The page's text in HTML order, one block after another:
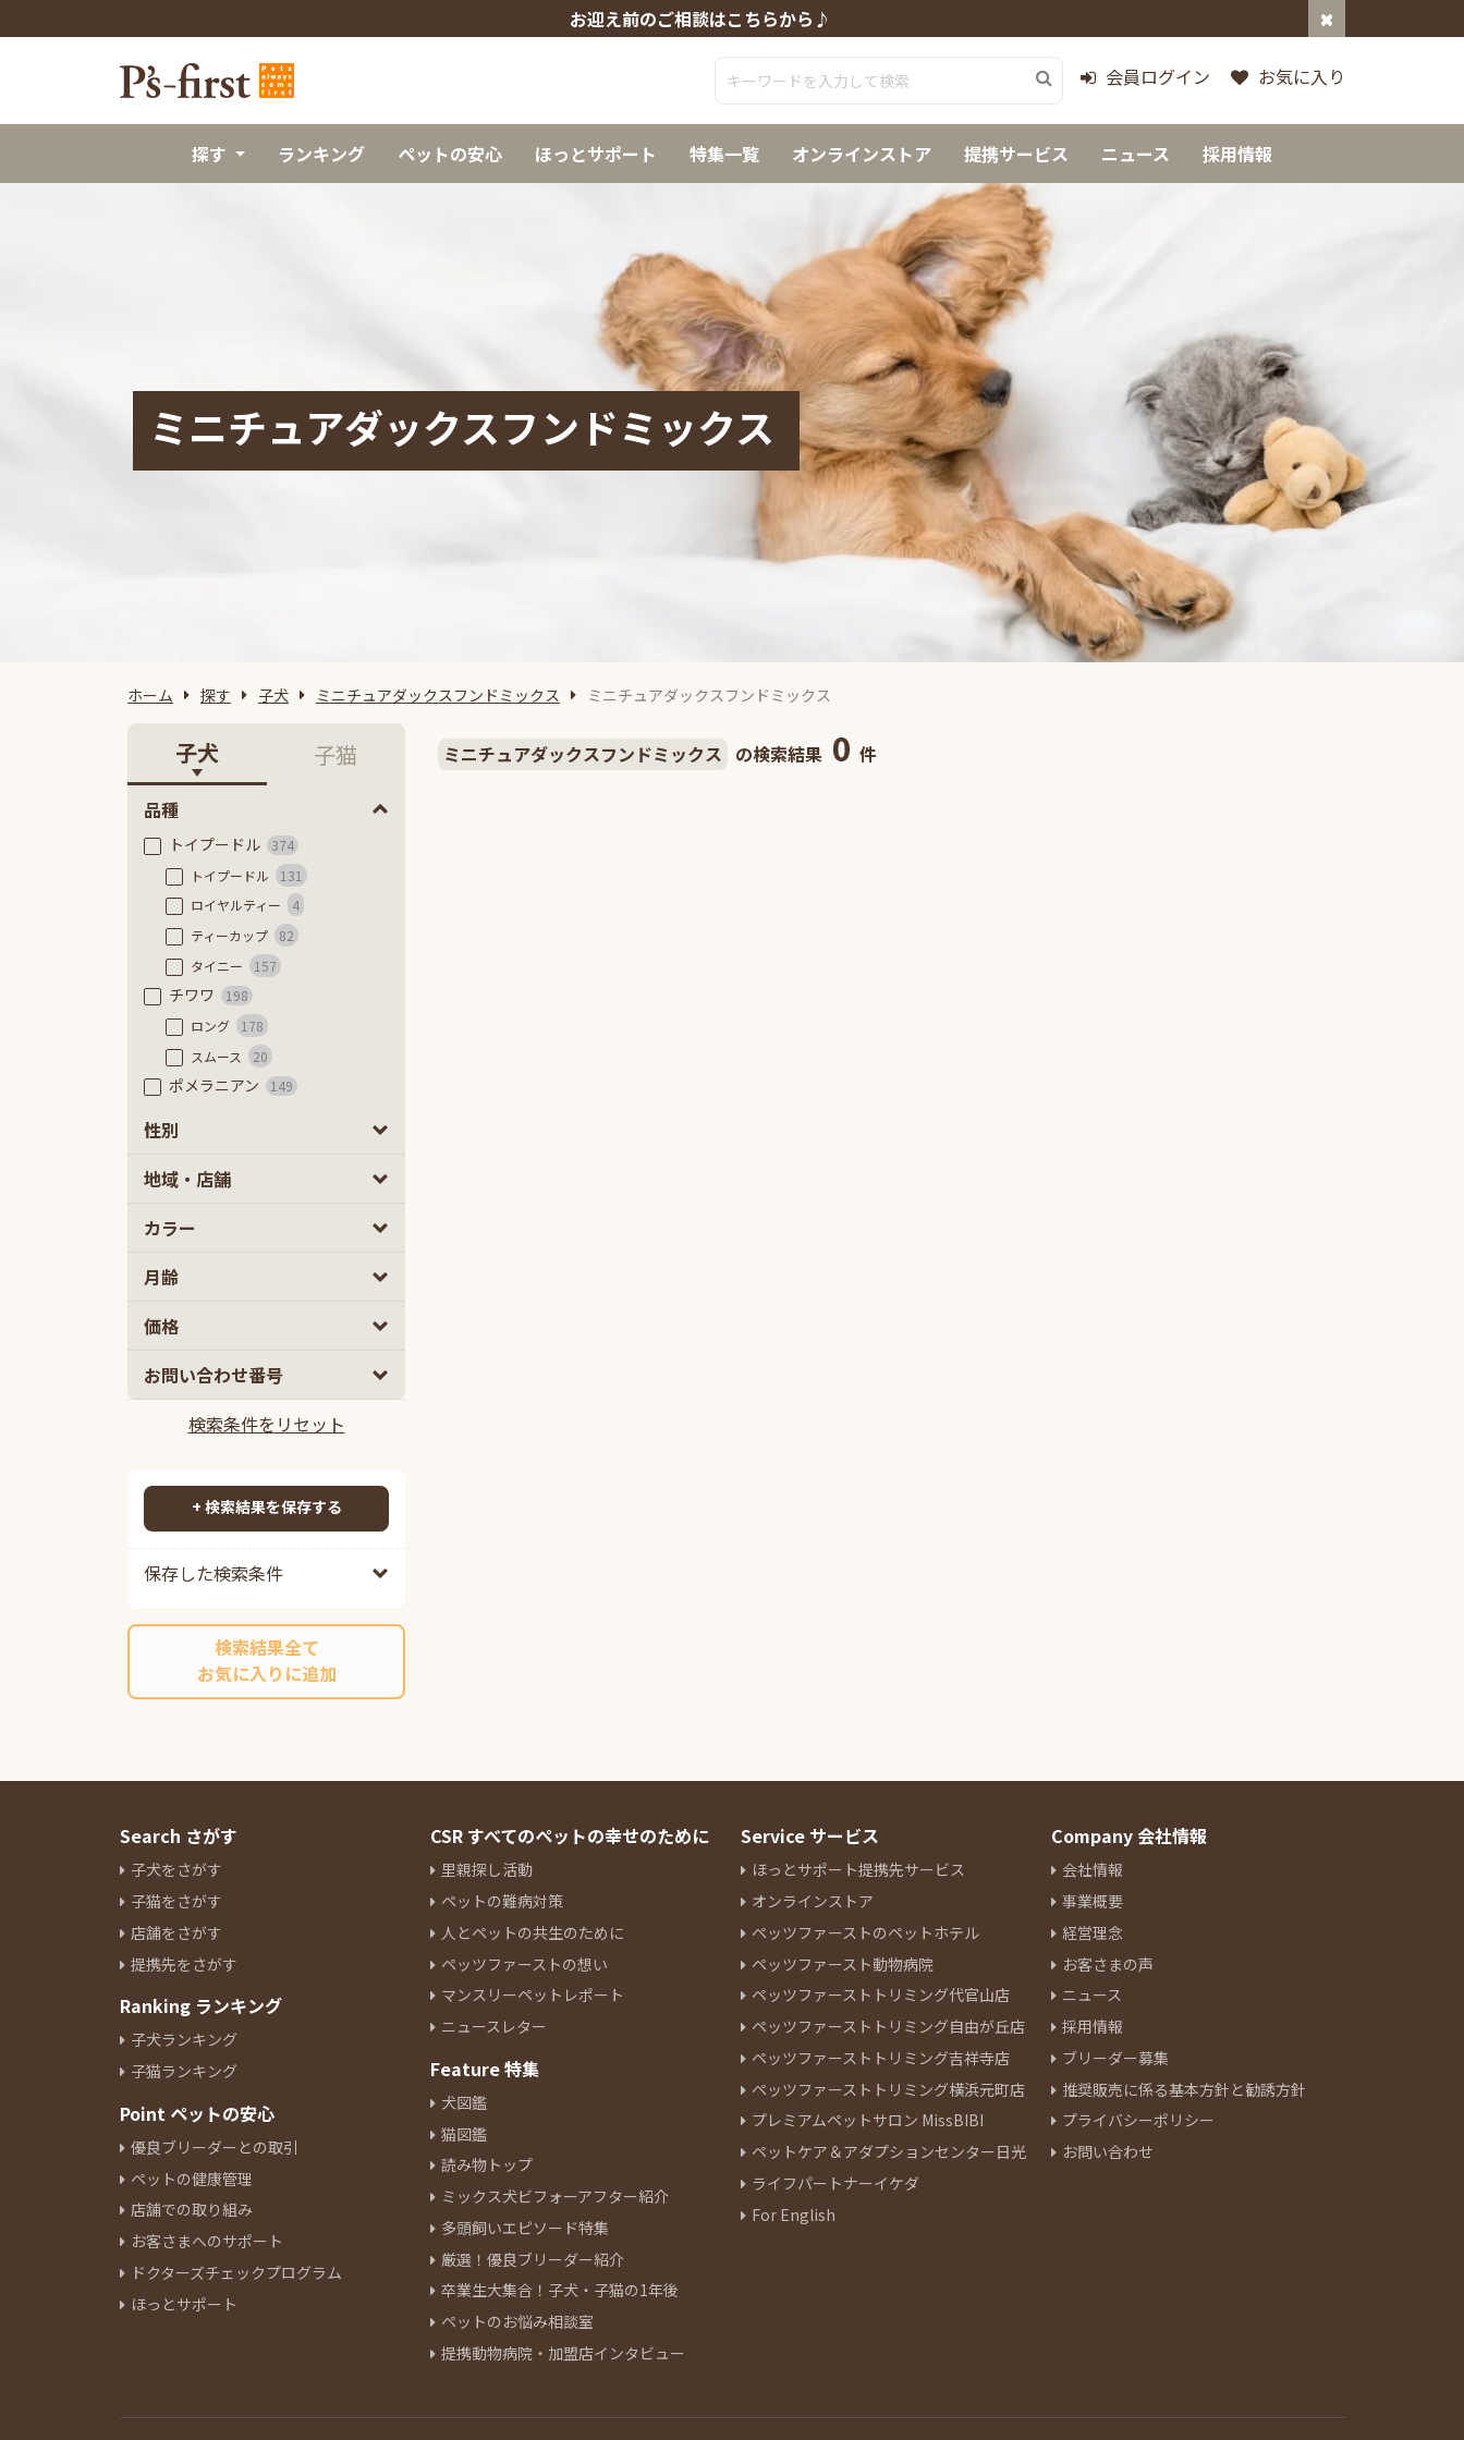
お迎え前のご相談はこちらから♪
会員ログイン お気に入り
探す ランキング ペットの安心 ほっとサポート 特集一覧 オンラインストア 提携サービス ニュース 採用情報
ミニチュアダックスフンドミックス
ホーム 探す 子犬 ミニチュアダックスフンドミックス ミニチュアダックスフンドミックス
子犬 子猫
品種
トイプードル
374
トイプードル
131
ロイヤルティー
4
ティーカップ
82
タイニー
157
チワワ
198
ロング
178
スムース
20
ポメラニアン 149
フレンチブルドッグ（フラッフ
豆柴
ミニチュアダックスフンド 53
ミックス 899
ポメチワ 88
チワックス 95
ペキプー 38
ポンスキーミックス
その他ミックス
214
ボストンテリア
キャバリアキングチャールズス
パニエル
ラブラドールレトリーバー
パピヨン
イタリアングレーハウンド
ペキニーズ 24
ジャックラッセルテリア
ミニチュアピンシャー
ウェルシュコーギーペンブロー
ク 10
ボーダーコリー
ブルドッグ
ビーグル 5
ビションフリーゼ 16
ボロンカ・ツヴェトナ
チャイニーズクレステッドドッ
性別
男の子 0
地域・店舗
カラー
月齢
2 5
2ヵ月 5ヵ月以上
価格
10 100
100万円以上
お問い合わせ番号
検索する
検索条件をリセット
+ 検索結果を保存する
保存した検索条件
検索結果全て
お気に入りに追加
ミニチュアダックスフンドミックス の検索結果 0 件
Search さがす
子犬をさがす
子猫をさがす
店舗をさがす
提携先をさがす
Ranking ランキング
子犬ランキング
子猫ランキング
Point ペットの安心
優良ブリーダーとの取引
ペットの健康管理
店舗での取り組み
お客さまへのサポート
ドクターズチェックプログラム
ほっとサポート
CSR すべてのペットの幸せのために
里親探し活動
ペットの難病対策
人とペットの共生のために
ペッツファーストの想い
マンスリーペットレポート
ニュースレター
Feature 特集
犬図鑑
猫図鑑
読み物トップ
ミックス犬ビフォーアフター紹介
多頭飼いエピソード特集
厳選！優良ブリーダー紹介
卒業生大集合！子犬・子猫の1年後
ペットのお悩み相談室
提携動物病院・加盟店インタビュー
Service サービス
ほっとサポート提携先サービス
オンラインストア
ペッツファーストのペットホテル
ペッツファースト動物病院
ペッツファーストトリミング代官山店
ペッツファーストトリミング自由が丘店
ペッツファーストトリミング吉祥寺店
ペッツファーストトリミング横浜元町店
プレミアムペットサロン MissBIBI
ペットケア＆アダプションセンター日光
ライフパートナーイケダ
For English
Company 会社情報
会社情報
事業概要
経営理念
お客さまの声
ニュース
採用情報
ブリーダー募集
推奨販売に係る基本方針と勧誘方針
プライバシーポリシー
お問い合わせ